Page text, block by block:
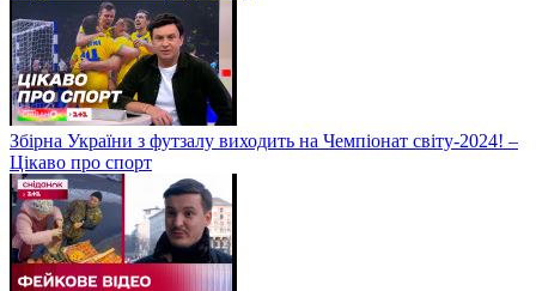
Збірна України з футзалу виходить на Чемпіонат світу-2024! –
Цікаво про спорт